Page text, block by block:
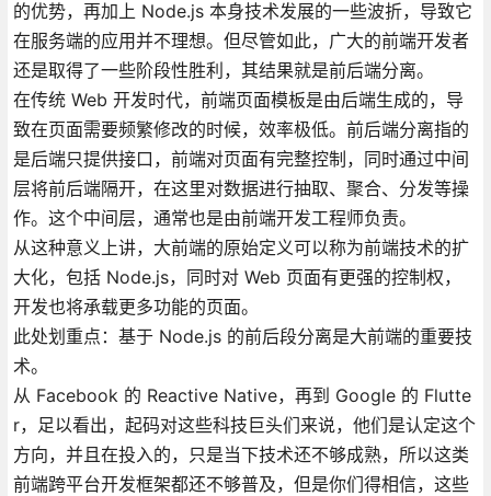
的优势，再加上 Node.js 本身技术发展的一些波折，导致它
在服务端的应用并不理想。但尽管如此，广大的前端开发者
还是取得了一些阶段性胜利，其结果就是前后端分离。
在传统 Web 开发时代，前端页面模板是由后端生成的，导
致在页面需要频繁修改的时候，效率极低。前后端分离指的
是后端只提供接口，前端对页面有完整控制，同时通过中间
层将前后端隔开，在这里对数据进行抽取、聚合、分发等操
作。这个中间层，通常也是由前端开发工程师负责。
从这种意义上讲，大前端的原始定义可以称为前端技术的扩
大化，包括 Node.js，同时对 Web 页面有更强的控制权，
开发也将承载更多功能的页面。
此处划重点：基于 Node.js 的前后段分离是大前端的重要技
术。
从 Facebook 的 Reactive Native，再到 Google 的 Flutte
r，足以看出，起码对这些科技巨头们来说，他们是认定这个
方向，并且在投入的，只是当下技术还不够成熟，所以这类
前端跨平台开发框架都还不够普及，但是你们得相信，这些